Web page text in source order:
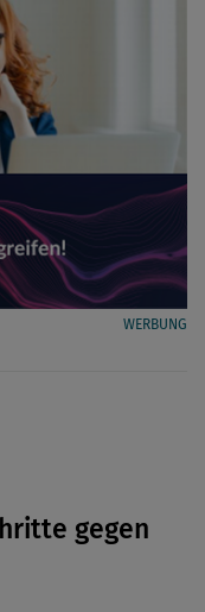
WERBUNG
gegen